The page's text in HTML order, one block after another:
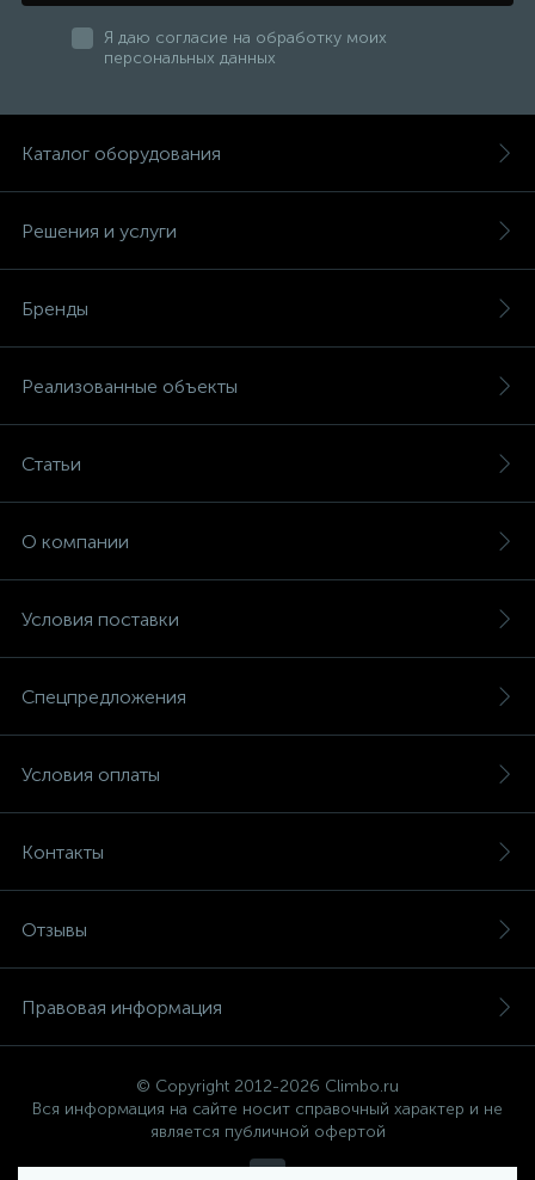
Я даю согласие на обработку моих
персональных данных
Каталог оборудования
Решения и услуги
Бренды
Реализованные объекты
Статьи
О компании
Условия поставки
Спецпредложения
Условия оплаты
Контакты
Отзывы
Правовая информация
© Copyright 2012-2026 Climbo.ru
Вся информация на сайте носит справочный характер и не
является публичной офертой